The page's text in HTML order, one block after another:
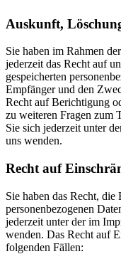
Auskunft,
Sie haben im Rahmen
jederzeit das Recht auf
gespeicherten
Empfänger und den
Recht auf Berichtigung
zu weiteren Fragen zum
Sie sich jederzeit unter
uns wenden.
Recht auf
Sie haben das Recht,
personenbezogenen
jederzeit unter der im
wenden. Das Recht auf
folgenden Fällen: